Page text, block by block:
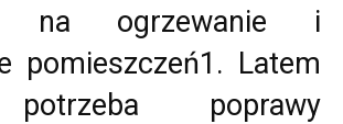
na ogrzewanie i
pomieszczeń1. Latem
poprawy